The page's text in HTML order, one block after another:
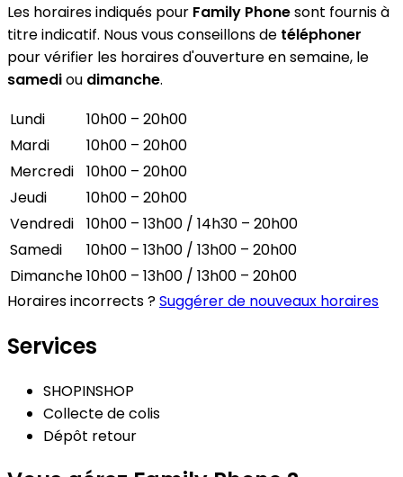
Les horaires indiqués pour Family Phonesont fournis à
titre indicatif. Nous vous conseillons de téléphoner
pour vérifier les horaires d'ouverture en semaine, le
samediou dimanche.
Lundi
10h00 – 20h00
Mardi
10h00 – 20h00
Mercredi
10h00 – 20h00
Jeudi
10h00 – 20h00
Vendredi
10h00 – 13h00 / 14h30 – 20h00
Samedi
10h00 – 13h00 / 13h00 – 20h00
Dimanche10h00 – 13h00 / 13h00 – 20h00
Horaires incorrects ?Suggérer de nouveaux horaires
Services
SHOPINSHOP
Collecte de colis
Dépôt retour